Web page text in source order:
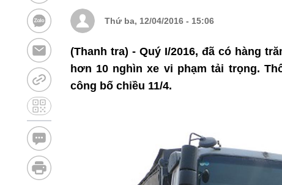
Thứ ba, 12/04/2016 - 15:06
(Thanh tra) - Quý I/2016, đã có hàng
hơn 10 nghìn xe vi phạm tải trọng.
công bố chiều 11/4.